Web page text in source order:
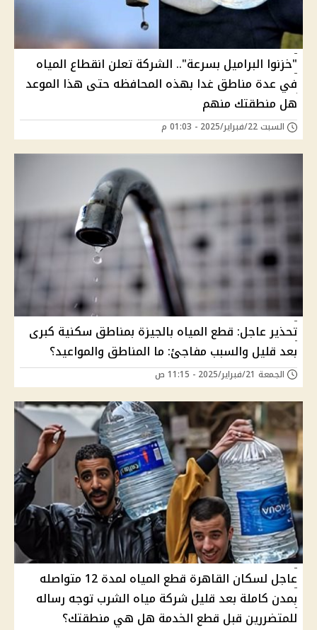
"خزنوا البراميل بسرعة".. الشركة تعلن انقطاع المياه
في عدة مناطق غدا بهذه المحافظه حتى هذا الموعد
هل منطقتك منهم
السبت 22/فبراير/2025 - 01:03 م
تحذير عاجل: قطع المياه بالجيزة بمناطق سكنية كبرى
بعد قليل والسبب مفاجئ: ما المناطق والمواعيد؟
الجمعة 21/فبراير/2025 - 11:15 ص
عاجل لسكان القاهرة قطع المياه لمدة 12 متواصله
بمدن كاملة بعد قليل شركة مياه الشرب توجه رساله
للمتضررين قبل قطع الخدمة هل هي منطقتك؟